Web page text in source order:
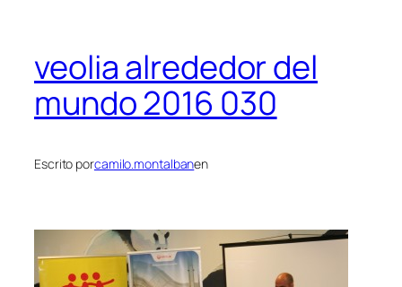
veolia alrededor del
mundo 2016 030
Escrito porcamilo.montalbanen